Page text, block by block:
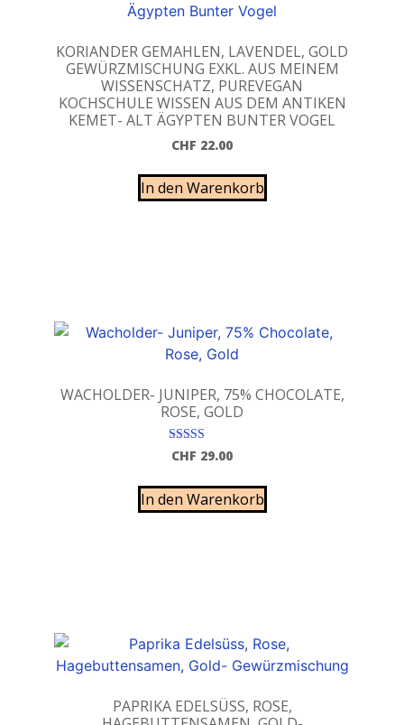
KORIANDER GEMAHLEN, LAVENDEL, GOLD
GEWÜRZMISCHUNG EXKL. AUS MEINEM
WISSENSCHATZ, PUREVEGAN
KOCHSCHULE WISSEN AUS DEM ANTIKEN
KEMET- ALT ÄGYPTEN BUNTER VOGEL
CHF 22.00
In den Warenkorb
WACHOLDER- JUNIPER, 75% CHOCOLATE,
ROSE, GOLD
Bewertet mit
5.00
CHF 29.00
In den Warenkorb
PAPRIKA EDELSÜSS, ROSE,